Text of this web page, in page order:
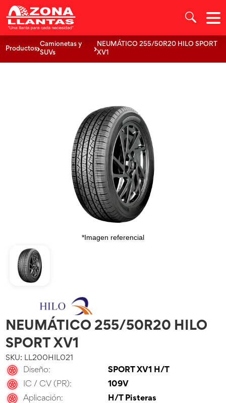
Productos
Camionetas y
SUVs
NEUMÁTICO 255/50R20 HILO SPORT
XV1
*Imagen referencial
NEUMÁTICO 255/50R20 HILO
SPORT XV1
SKU: LL200HIL021
Diseño:
SPORT XV1 H/T
IC / CV (PR):
109V
Aplicación:
H/T Pisteras